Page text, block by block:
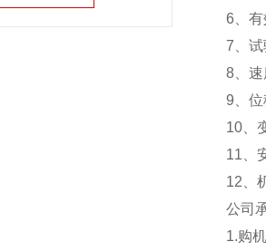
6、
7、试
8、速
9、
10、
11、
12、
公司
1.购